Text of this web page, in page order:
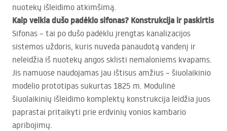
nuotekų išleidimo atkimšimą.
Kaip veikia dušo padėklo sifonas? Konstrukcija ir paskirtis
Sifonas – tai po dušo padėklu įrengtas kanalizacijos
sistemos uždoris, kuris nuveda panaudotą vandenį ir
neleidžia iš nuotekų angos sklisti nemaloniems kvapams.
Jis namuose naudojamas jau ištisus amžius – šiuolaikinio
modelio prototipas sukurtas 1825 m. Modulinė
šiuolaikinių išleidimo komplektų konstrukcija leidžia juos
paprastai pritaikyti prie erdvinių vonios kambario
apribojimų.